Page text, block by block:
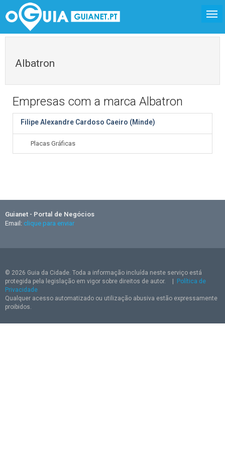
Albatron
Empresas com a marca Albatron
Filipe Alexandre Cardoso Caeiro (Minde)
Placas Gráficas
Guianet - Portal de Negócios
Email: clique para enviar
© 2026 Guia da Cidade. Toda a informação incluída neste serviço está
protegida pela legislação em vigor sobre direitos de autor.
Política de
Privacidade
Qualquer acesso automatizado ou utilização abusiva estão expressamente
proibidos.